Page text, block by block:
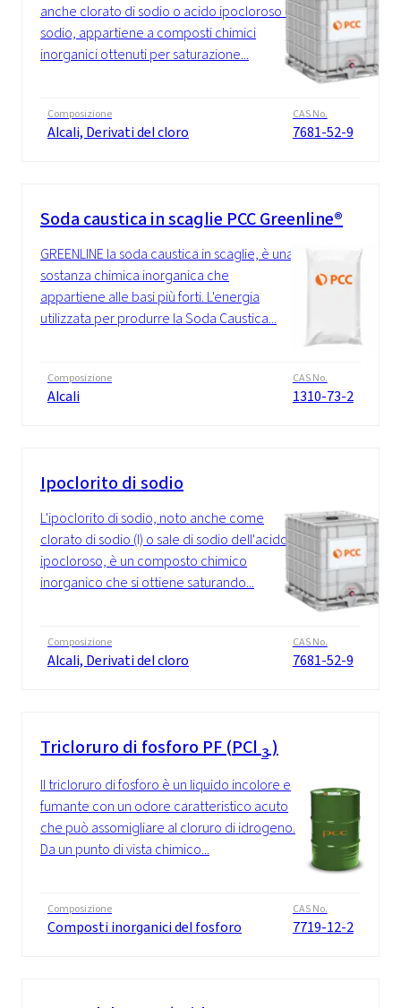
anche clorato di sodio o acido ipocloroso di
sodio, appartiene a composti chimici
inorganici ottenuti per saturazione...
Composizione
Alcali, Derivati del cloro
CAS No.
7681-52-9
Soda caustica in scaglie PCC Greenline®
GREENLINE la soda caustica in scaglie, è una
sostanza chimica inorganica che
appartiene alle basi più forti. L'energia
utilizzata per produrre la Soda Caustica...
Composizione
Alcali
CAS No.
1310-73-2
Ipoclorito di sodio
L'ipoclorito di sodio, noto anche come
clorato di sodio (I) o sale di sodio dell'acido
ipocloroso, è un composto chimico
inorganico che si ottiene saturando...
Composizione
Alcali, Derivati del cloro
CAS No.
7681-52-9
Tricloruro di fosforo PF (PCl 3 )
Il tricloruro di fosforo è un liquido incolore e
fumante con un odore caratteristico acuto
che può assomigliare al cloruro di idrogeno.
Da un punto di vista chimico...
Composizione
Composti inorganici del fosforo
CAS No.
7719-12-2